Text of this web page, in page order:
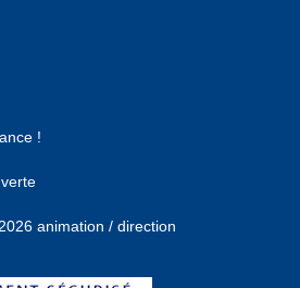
!
animation / direction